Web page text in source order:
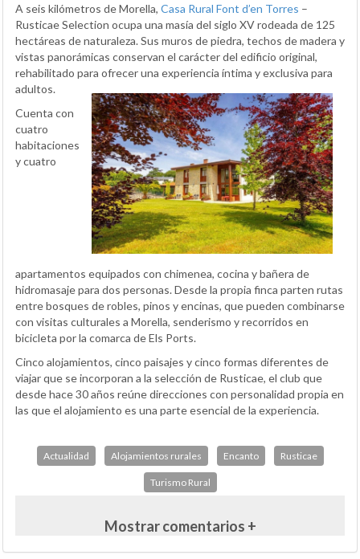
A seis kilómetros de Morella, Casa Rural Font d’en Torres –
Rusticae Selection ocupa una masía del siglo XV rodeada de 125
hectáreas de naturaleza. Sus muros de piedra, techos de madera y
vistas panorámicas conservan el carácter del edificio original,
rehabilitado para ofrecer una experiencia íntima y exclusiva para
adultos.
Cuenta con
cuatro
habitaciones
y cuatro
apartamentos equipados con chimenea, cocina y bañera de
hidromasaje para dos personas. Desde la propia finca parten rutas
entre bosques de robles, pinos y encinas, que pueden combinarse
con visitas culturales a Morella, senderismo y recorridos en
bicicleta por la comarca de Els Ports.
Cinco alojamientos, cinco paisajes y cinco formas diferentes de
viajar que se incorporan a la selección de Rusticae, el club que
desde hace 30 años reúne direcciones con personalidad propia en
las que el alojamiento es una parte esencial de la experiencia.
Actualidad Alojamientos rurales Encanto Rusticae
Turismo Rural
Mostrar comentarios +